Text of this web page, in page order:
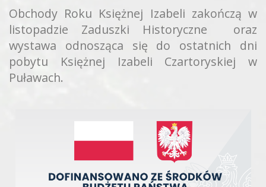
Obchody Roku Księżnej Izabeli zakończą w
listopadzie Zaduszki Historyczne oraz
wystawa odnosząca się do ostatnich dni
pobytu Księżnej Izabeli Czartoryskiej w
Puławach.